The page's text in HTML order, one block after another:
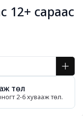
12+ сараас
төл
2-6 хувааж төл.